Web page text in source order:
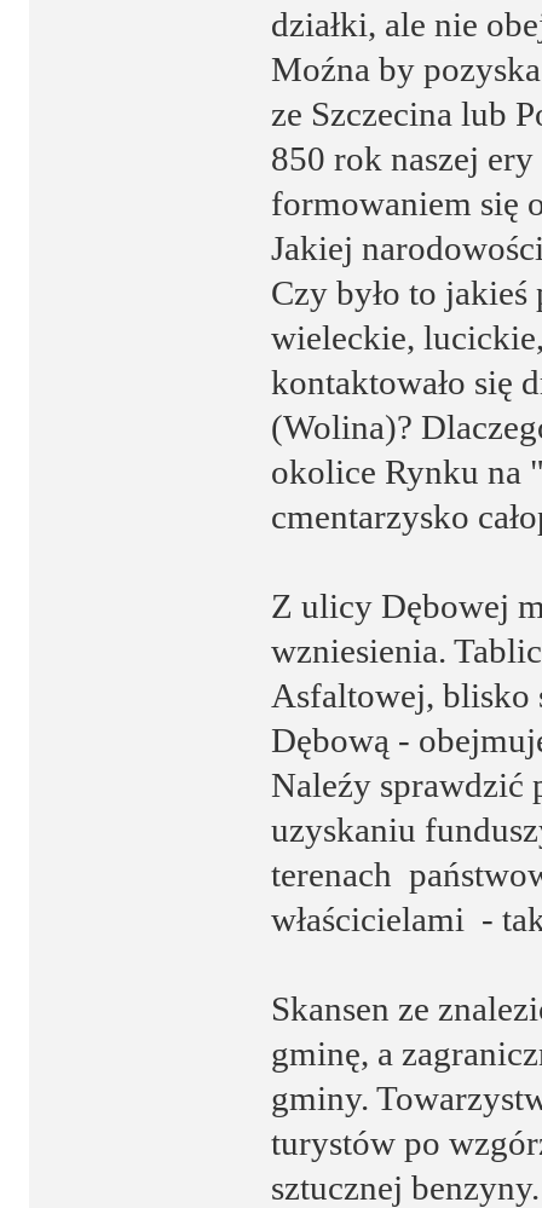
działki, ale nie
Moźna by
ze Szczecina lub
850 rok naszej
formowaniem się
Jakiej
Czy było to
wieleckie,
kontaktowało się
(Wolina)?
okolice Rynku na
cmentarzysko
Z ulicy Dębowej
wzniesienia.
Asfaltowej, blisko
Dębową -
Naleźy sprawdzić
uzyskaniu
terenach
właścicielami -
Skansen ze
gminę, a
gminy.
turystów po
sztucznej benzyny.